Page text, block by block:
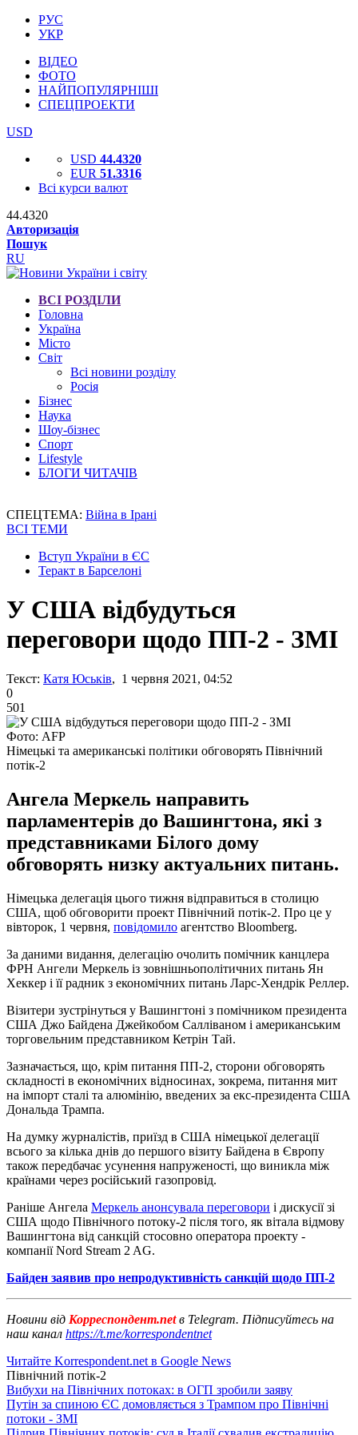
РУС
УКР
ВІДЕО
ФОТО
НАЙПОПУЛЯРНІШІ
СПЕЦПРОЕКТИ
USD
USD 44.4320
EUR 51.3316
Всі курси валют
44.4320
Авторизація
Пошук
RU
ВСІ РОЗДІЛИ
Головна
Україна
Місто
Світ
Всі новини розділу
Росія
Бізнес
Наука
Шоу-бізнес
Спорт
Lifestyle
БЛОГИ ЧИТАЧІВ
СПЕЦТЕМА: Війна в Ірані
ВСІ ТЕМИ
Вступ України в ЄС
Теракт в Барселоні
У США відбудуться
переговори щодо ПП-2 - ЗМІ
Текст: Катя Юськів, 1 червня 2021, 04:52
0
501
Фото: AFP
Німецькі та американські політики обговорять Північний
потік-2
Ангела Меркель направить
парламентерів до Вашингтона, які з
представниками Білого дому
обговорять низку актуальних питань.
Німецька делегація цього тижня відправиться в столицю
США, щоб обговорити проект Північний потік-2. Про це у
вівторок, 1 червня, повідомило агентство Bloomberg.
За даними видання, делегацію очолить помічник канцлера
ФРН Ангели Меркель із зовнішньополітичних питань Ян
Хеккер і її радник з економічних питань Ларс-Хендрік Реллер.
Візитери зустрінуться у Вашингтоні з помічником президента
США Джо Байдена Джейкобом Салліваном і американським
торговельним представником Кетрін Тай.
Зазначається, що, крім питання ПП-2, сторони обговорять
складності в економічних відносинах, зокрема, питання мит
на імпорт сталі та алюмінію, введених за екс-президента США
Дональда Трампа.
На думку журналістів, приїзд в США німецької делегації
всього за кілька днів до першого візиту Байдена в Європу
також передбачає усунення напруженості, що виникла між
країнами через російський газопровід.
Раніше Ангела Меркель анонсувала переговори і дискусії зі
США щодо Північного потоку-2 після того, як вітала відмову
Вашингтона від санкцій стосовно оператора проекту -
компанії Nord Stream 2 AG.
Байден заявив про непродуктивність санкцій щодо ПП-2
Новини від Корреспондент.netв Telegram. Підписуйтесь на
наш канал https://t.me/korrespondentnet
Читайте Korrespondent.net в Google News
Північний потік-2
Вибухи на Північних потоках: в ОГП зробили заяву
Путін за спиною ЄС домовляється з Трампом про Північні
потоки - ЗМІ